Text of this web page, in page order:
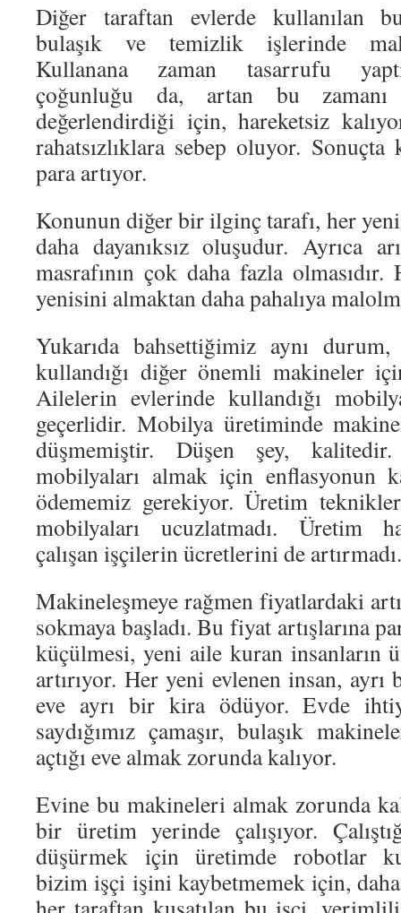
Diğer taraftan evlerde kullanılan
bulaşık ve temizlik işlerinde
Kullanana zaman tasarrufu
çoğunluğu da, artan bu zamanı
değerlendirdiği için, hareketsiz
rahatsızlıklara sebep oluyor.
para artıyor.
Konunun diğer bir ilginç tarafı, her
daha dayanıksız oluşudur. Ayrıca
masrafının çok daha fazla olmasıdır.
yenisini almaktan daha pahalıya
Yukarıda bahsettiğimiz aynı
kullandığı diğer önemli makineler
Ailelerin evlerinde kullandığı
geçerlidir. Mobilya üretiminde
düşmemiştir. Düşen şey,
mobilyaları almak için enflasyonun
ödememiz gerekiyor. Üretim
mobilyaları ucuzlatmadı. Üretim
çalışan işçilerin ücretlerini de artırmadı.
Makineleşmeye rağmen fiyatlardaki
sokmaya başladı. Bu fiyat artışlarına
küçülmesi, yeni aile kuran
artırıyor. Her yeni evlenen insan, ayrı
eve ayrı bir kira ödüyor. Evde
saydığımız çamaşır, bulaşık
açtığı eve almak zorunda kalıyor.
Evine bu makineleri almak zorunda
bir üretim yerinde çalışıyor.
düşürmek için üretimde robotlar
bizim işçi işini kaybetmemek için, daha